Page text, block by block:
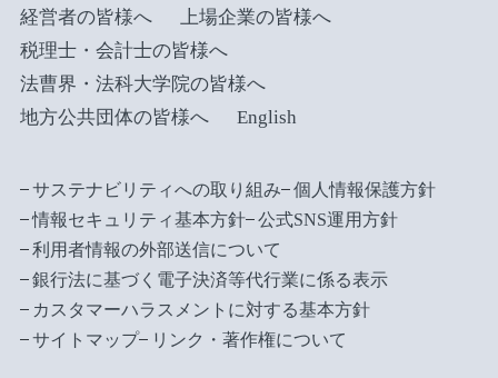
経営者の皆様へ
上場企業の皆様へ
税理士・会計士の皆様へ
法曹界・法科大学院の皆様へ
地方公共団体の皆様へ
English
サステナビリティへの取り組み
個人情報保護方針
情報セキュリティ基本方針
公式SNS運用方針
利用者情報の外部送信について
銀行法に基づく電子決済等代行業に係る表示
カスタマーハラスメントに対する基本方針
サイトマップ
リンク・著作権について